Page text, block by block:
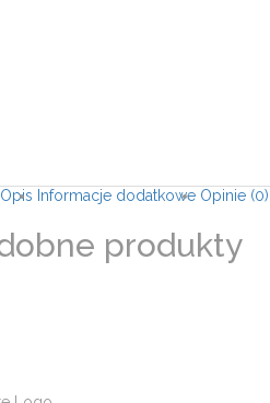
Opis Informacje dodatkowe Opinie (0)
produkty